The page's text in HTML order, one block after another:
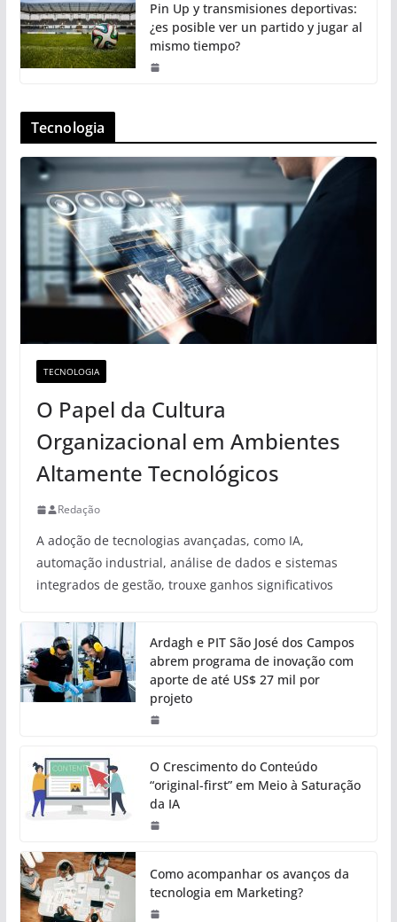
Pin Up y transmisiones deportivas:
¿es posible ver un partido y jugar al
mismo tiempo?
Tecnologia
TECNOLOGIA
O Papel da Cultura
Organizacional em Ambientes
Altamente Tecnológicos
Redação
A adoção de tecnologias avançadas, como IA,
automação industrial, análise de dados e sistemas
integrados de gestão, trouxe ganhos significativos
Ardagh e PIT São José dos Campos
abrem programa de inovação com
aporte de até US$ 27 mil por
projeto
O Crescimento do Conteúdo
“original-first” em Meio à Saturação
da IA
Como acompanhar os avanços da
tecnologia em Marketing?